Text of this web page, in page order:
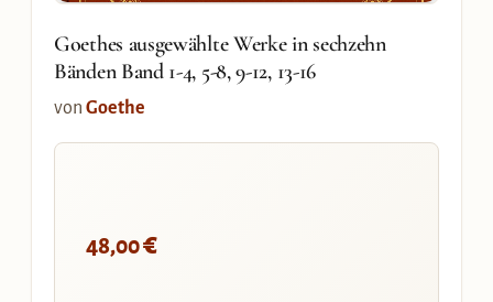
Goethes ausgewählte Werke in sechzehn
Bänden Band 1-4, 5-8, 9-12, 13-16
von Goethe
48,00€